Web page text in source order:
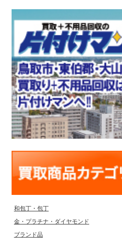
和包丁・包丁
金・プラチナ・ダイヤモンド
ブランド品